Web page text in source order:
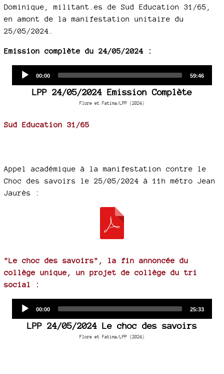
Dominique, militant.es de Sud Education 31/65,
en amont de la manifestation unitaire du
25/05/2024.
Emission complète du 24/05/2024 :
Current
00:00
Total
59:46
LPP 24/05/2024 Emission Complète
Flore et Fatima/LPP (2024)
Sud Education 31/65
Appel académique à la manifestation contre le
Choc des savoirs le 25/05/2024 à 11h métro Jean
Jaurès :
"Le choc des savoirs", la fin annoncée du
collège unique, un projet de collège du tri
social :
Current
00:00
Total
25:33
LPP 24/05/2024 Le choc des savoirs
Flore et Fatima/LPP (2024)